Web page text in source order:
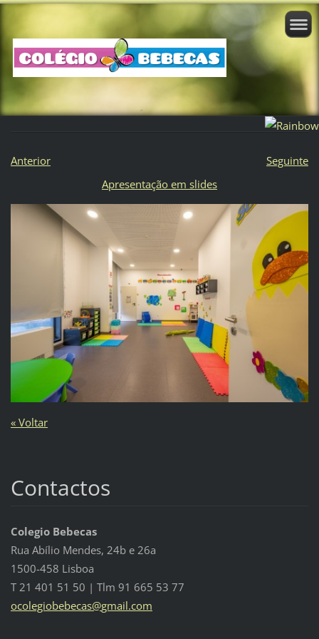
Anterior
Seguinte
Apresentação em slides
« Voltar
Contactos
Colegio Bebecas
Rua Abílio Mendes, 24b e 26a
1500-458 Lisboa
T 21 401 51 50 | Tlm 91 665 53 77
ocolegiobebecas@gmail.com